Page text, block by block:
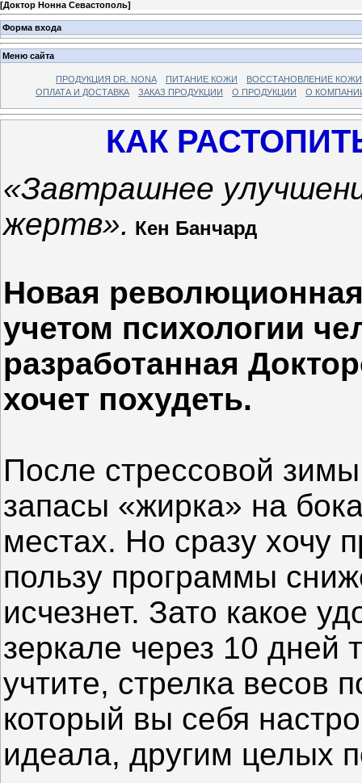
[Доктор Нонна Севастополь]
Форма входа
Меню сайта
ПРОДУКЦИЯ DR. NONA ПИТАНИЕ КОЖИ
ВОССТАНОВЛЕНИЕ КОЖИ
ОПЛАТА И ДОСТАВКА
ЗАКАЗ ПРОДУКЦИИ О ПРОДУКЦИИ О
КАК
«Завтрашнее
жертв». Кен Банчард
Новая
учетом психологии
разработанная
хочет похудеть.
После стрессовой
запасы «жирка» на
местах. Но сразу хочу
пользу программы
исчезнет. Зато какое
зеркале через 10
учтите, стрелка весов
который вы себя
идеала, другим целых